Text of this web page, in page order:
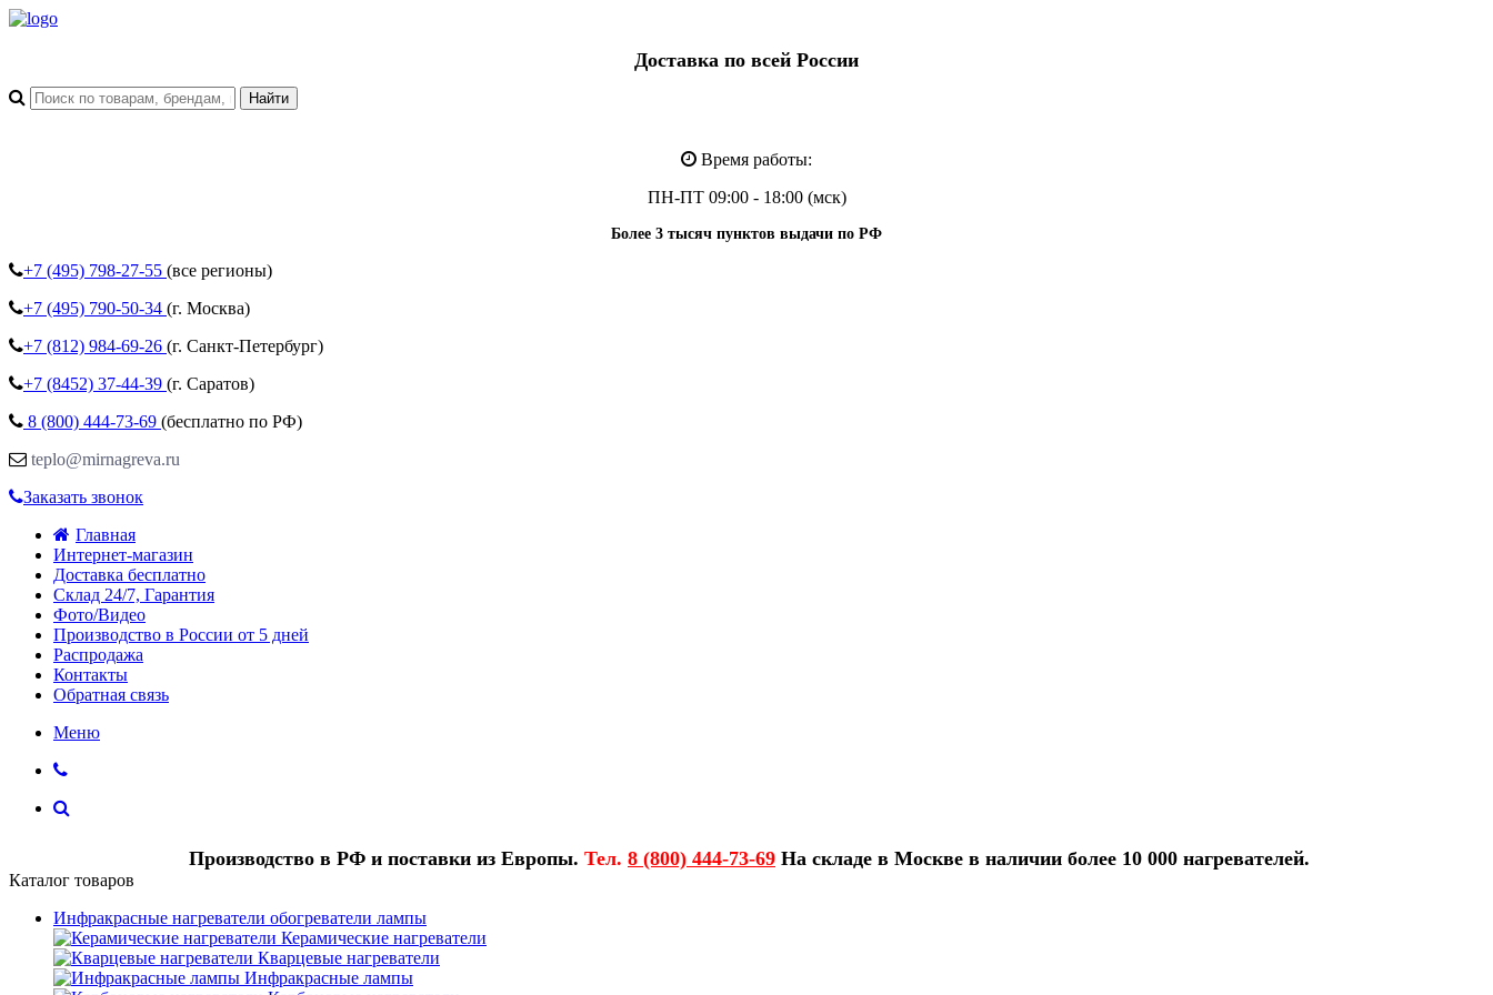
Доставка по всей России
Время работы:
ПН-ПТ 09:00 - 18:00 (мск)
Более 3 тысяч пунктов выдачи по РФ
+7 (495) 798-27-55 (все регионы)
+7 (495) 790-50-34 (г. Москва)
+7 (812) 984-69-26 (г. Санкт-Петербург)
+7 (8452) 37-44-39 (г. Саратов)
8 (800) 444-73-69 (бесплатно по РФ)
teplo@mirnagreva.ru
Заказать звонок
Главная
Интернет-магазин
Доставка бесплатно
Склад 24/7, Гарантия
Фото/Видео
Производство в России от 5 дней
Распродажа
Контакты
Обратная связь
Меню
Производство в РФ и поставки из Европы. Тел. 8 (800) 444-73-69 На складе в Москве в наличии более 10 000 нагревателей.
Каталог товаров
Инфракрасные нагреватели обогреватели лампы
Керамические нагреватели
Кварцевые нагреватели
Инфракрасные лампы